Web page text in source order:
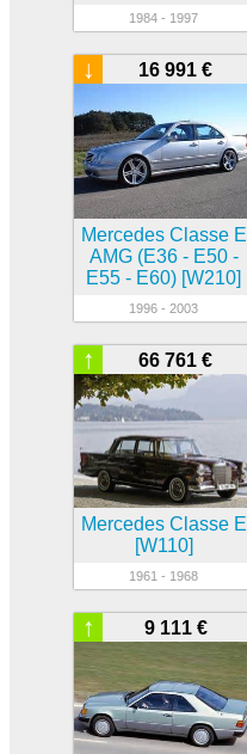
1984 - 1997
16 991 €
↓
Mercedes Classe E
AMG (E36 - E50 -
E55 - E60) [W210]
1996 - 2003
66 761 €
↑
Mercedes Classe E
[W110]
1961 - 1968
9 111 €
↑